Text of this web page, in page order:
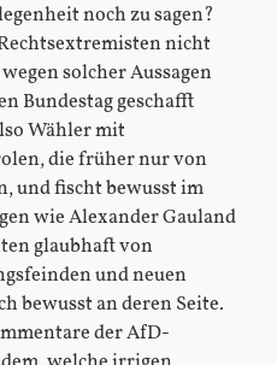
noch zu sagen?
nicht
solcher Aussagen
Bundestag geschafft
Wähler mit
die früher nur von
und fischt bewusst im
wie Alexander Gauland
glaubhaft von
und neuen
bewusst an deren Seite.
der AfD-